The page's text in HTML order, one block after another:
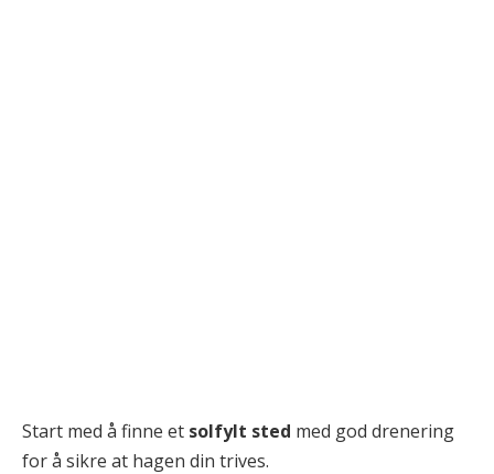
Start med å finne et solfylt sted med god drenering
for å sikre at hagen din trives.